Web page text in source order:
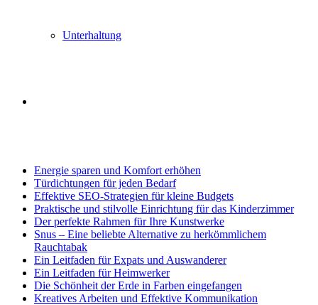
Unterhaltung
Energie sparen und Komfort erhöhen
Türdichtungen für jeden Bedarf
Effektive SEO-Strategien für kleine Budgets
Praktische und stilvolle Einrichtung für das Kinderzimmer
Der perfekte Rahmen für Ihre Kunstwerke
Snus – Eine beliebte Alternative zu herkömmlichem
Rauchtabak
Ein Leitfaden für Expats und Auswanderer
Ein Leitfaden für Heimwerker
Die Schönheit der Erde in Farben eingefangen
Kreatives Arbeiten und Effektive Kommunikation